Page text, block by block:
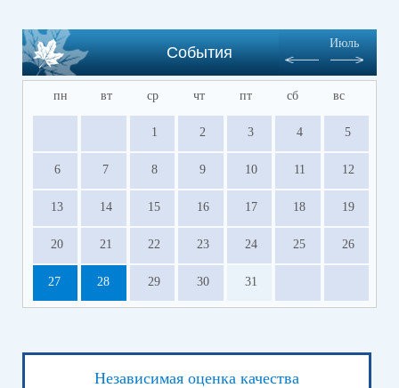
События
Июль
пн вт ср чт пт сб вс
1 2 3 4 5
6 7 8 9 10 11 12
13 14 15 16 17 18 19
20 21 22 23 24 25 26
27 28 29 30 31
Независимая оценка качества